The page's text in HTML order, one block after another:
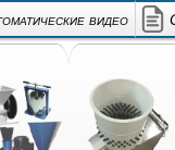
видео